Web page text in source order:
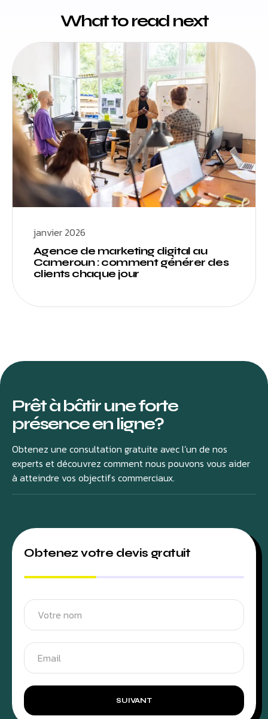
What to read next
janvier 2026
Agence de marketing digital au
Cameroun : comment générer des
clients chaque jour
Prêt à bâtir une forte
présence en ligne?
Obtenez une consultation gratuite avec l’un de nos
experts et découvrez comment nous pouvons vous aider
à atteindre vos objectifs commerciaux.
Obtenez votre devis gratuit
SUIVANT